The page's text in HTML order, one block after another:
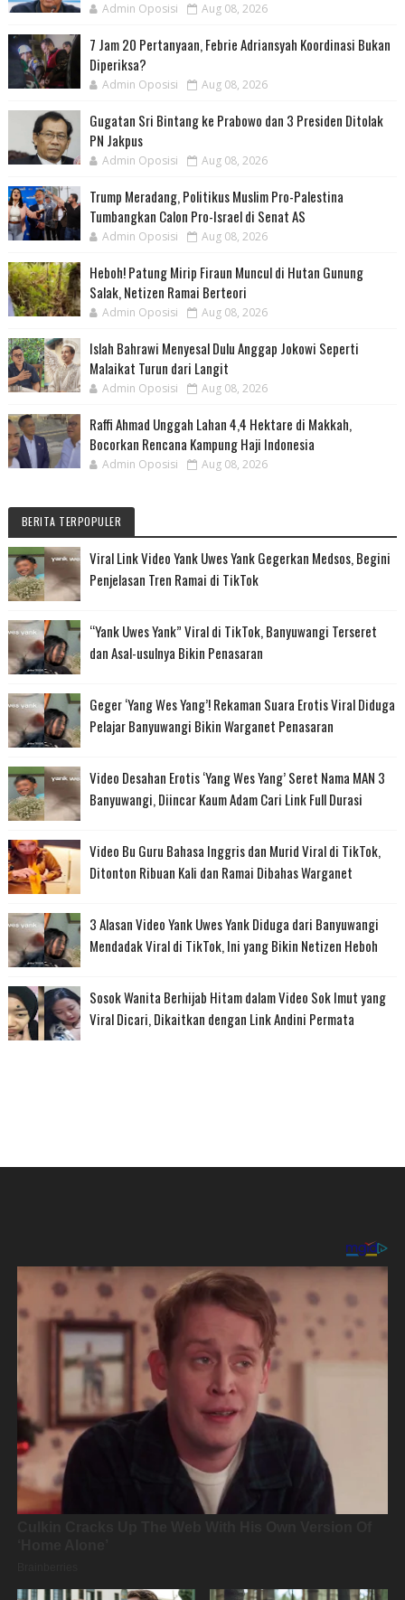
Admin Oposisi Aug 08, 2026
7 Jam 20 Pertanyaan, Febrie Adriansyah Koordinasi Bukan
Diperiksa?
Admin Oposisi Aug 08, 2026
Gugatan Sri Bintang ke Prabowo dan 3 Presiden Ditolak
PN Jakpus
Admin Oposisi Aug 08, 2026
Trump Meradang, Politikus Muslim Pro-Palestina
Tumbangkan Calon Pro-Israel di Senat AS
Admin Oposisi Aug 08, 2026
Heboh! Patung Mirip Firaun Muncul di Hutan Gunung
Salak, Netizen Ramai Berteori
Admin Oposisi Aug 08, 2026
Islah Bahrawi Menyesal Dulu Anggap Jokowi Seperti
Malaikat Turun dari Langit
Admin Oposisi Aug 08, 2026
Raffi Ahmad Unggah Lahan 4,4 Hektare di Makkah,
Bocorkan Rencana Kampung Haji Indonesia
Admin Oposisi Aug 08, 2026
BERITA TERPOPULER
Viral Link Video Yank Uwes Yank Gegerkan Medsos, Begini
Penjelasan Tren Ramai di TikTok
“Yank Uwes Yank” Viral di TikTok, Banyuwangi Terseret
dan Asal-usulnya Bikin Penasaran
Geger ‘Yang Wes Yang’! Rekaman Suara Erotis Viral Diduga
Pelajar Banyuwangi Bikin Warganet Penasaran
Video Desahan Erotis ‘Yang Wes Yang’ Seret Nama MAN 3
Banyuwangi, Diincar Kaum Adam Cari Link Full Durasi
Video Bu Guru Bahasa Inggris dan Murid Viral di TikTok,
Ditonton Ribuan Kali dan Ramai Dibahas Warganet
3 Alasan Video Yank Uwes Yank Diduga dari Banyuwangi
Mendadak Viral di TikTok, Ini yang Bikin Netizen Heboh
Sosok Wanita Berhijab Hitam dalam Video Sok Imut yang
Viral Dicari, Dikaitkan dengan Link Andini Permata